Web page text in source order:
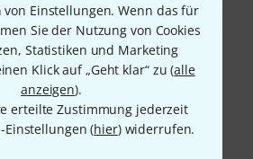
Einstellungen. Wenn das für
Sie der Nutzung von Cookies
Statistiken und Marketing
Klick auf „Geht klar“ zu (alle
anzeigen).
erteilte Zustimmung jederzeit
Einstellungen (hier) widerrufen.
und sicher per Nachnahme,
Pay,
Klarna Sofort bezahlen
oder Kreditkarte.